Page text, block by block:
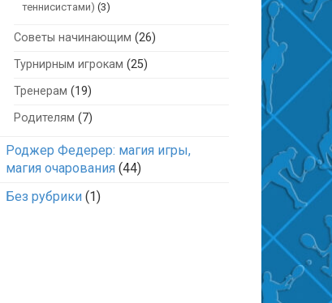
теннисистами) (3)
Советы начинающим (26)
Турнирным игрокам (25)
Тренерам (19)
Родителям (7)
Роджер Федерер: магия игры,
магия очарования (44)
Без рубрики (1)